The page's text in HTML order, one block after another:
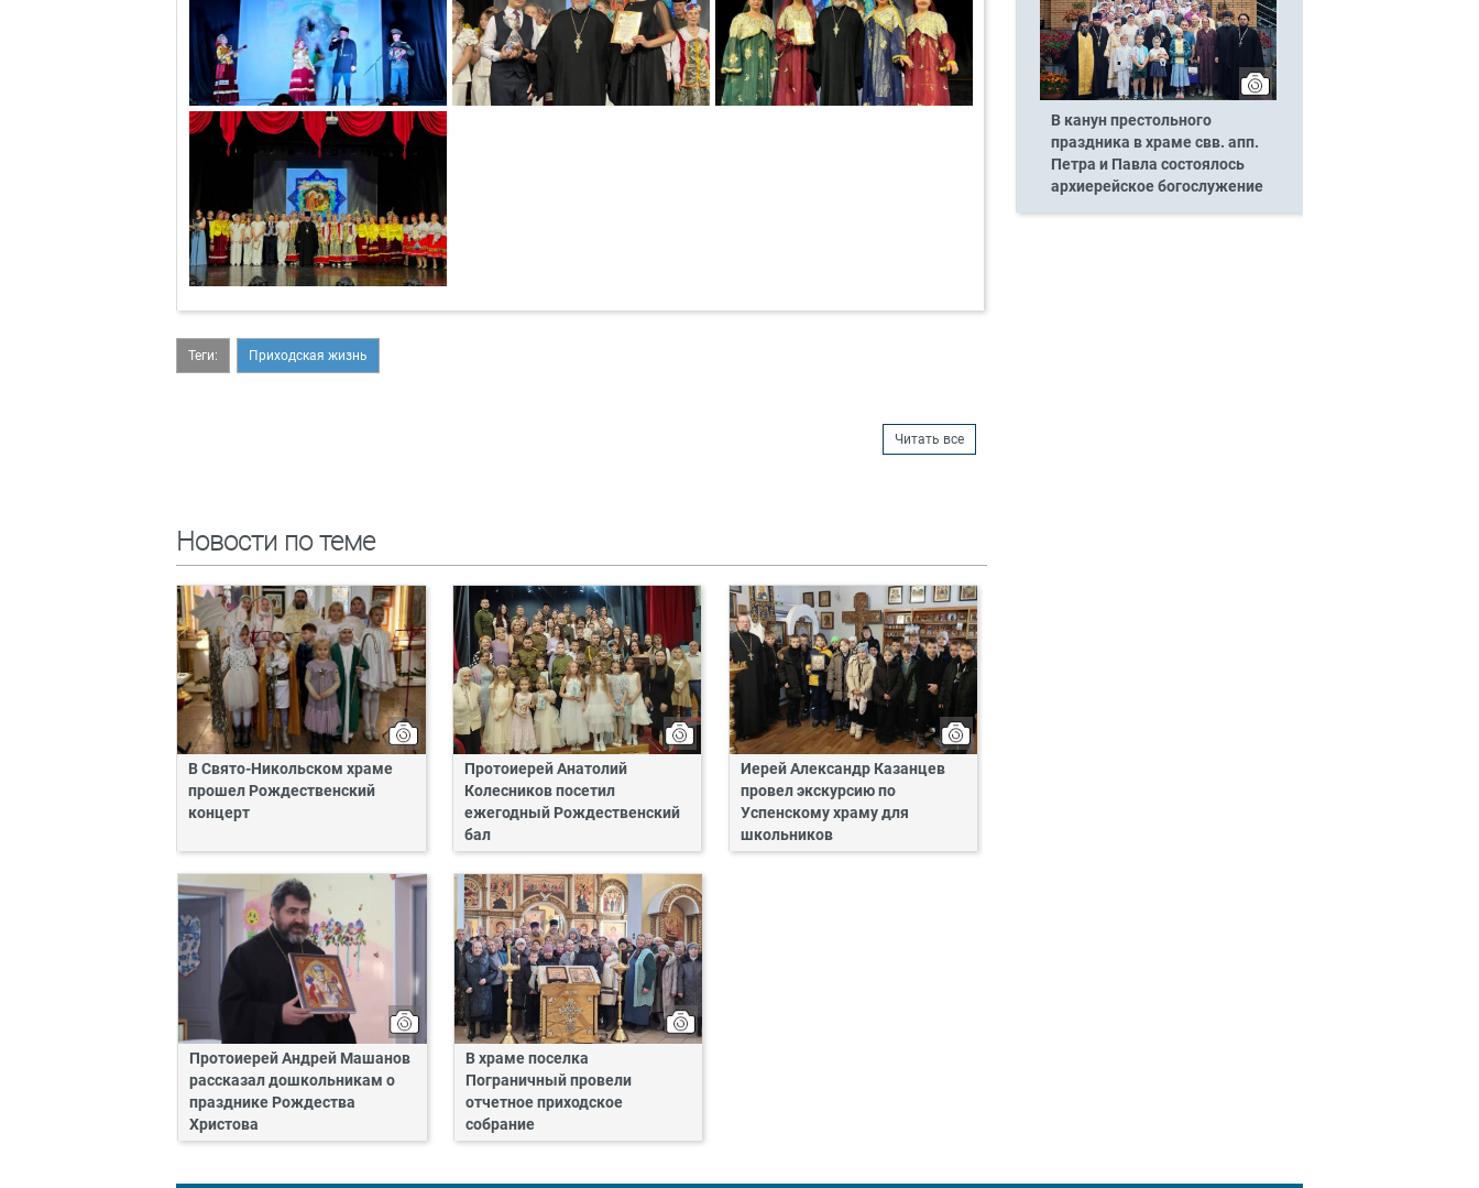
Теги: Приходская жизнь
Читать все
Новости по теме
В Свято-Никольском храме
прошел Рождественский
концерт
Протоиерей Анатолий
Колесников посетил
ежегодный Рождественский
бал
Иерей Александр Казанцев
провел экскурсию по
Успенскому храму для
школьников
Протоиерей Андрей Машанов
рассказал дошкольникам о
празднике Рождества
Христова
В храме поселка
Пограничный провели
отчетное приходское
собрание
В канун престольного
праздника в храме свв. апп.
Петра и Павла состоялось
архиерейское богослужение